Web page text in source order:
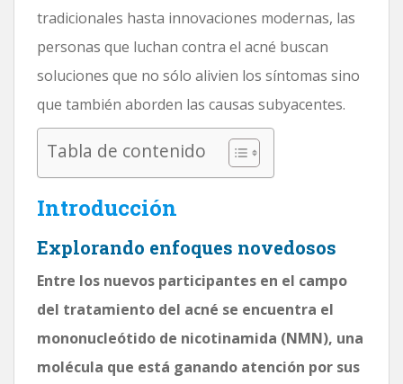
tradicionales hasta innovaciones modernas, las
personas que luchan contra el acné buscan
soluciones que no sólo alivien los síntomas sino
que también aborden las causas subyacentes.
Tabla de contenido
Introducción
Explorando enfoques novedosos
Entre los nuevos participantes en el campo
del tratamiento del acné se encuentra el
mononucleótido de nicotinamida (NMN), una
molécula que está ganando atención por sus